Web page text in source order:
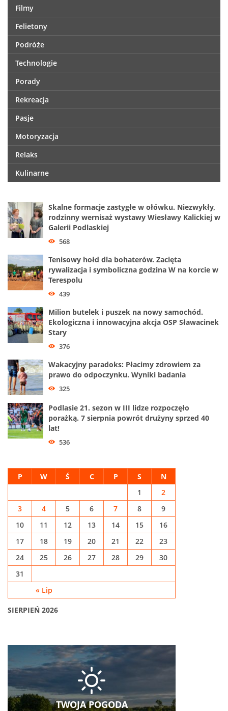
Filmy
Felietony
Podróże
Technologie
Porady
Rekreacja
Pasje
Motoryzacja
Relaks
Kulinarne
Skalne formacje zastygłe w ołówku. Niezwykły,
rodzinny wernisaż wystawy Wiesławy Kalickiej w
Galerii Podlaskiej
568
Tenisowy hołd dla bohaterów. Zacięta
rywalizacja i symboliczna godzina W na korcie w
Terespolu
439
Milion butelek i puszek na nowy samochód.
Ekologiczna i innowacyjna akcja OSP Sławacinek
Stary
376
Wakacyjny paradoks: Płacimy zdrowiem za
prawo do odpoczynku. Wyniki badania
325
Podlasie 21. sezon w III lidze rozpoczęło
porażką. 7 sierpnia powrót drużyny sprzed 40
lat!
536
SIERPIEŃ 2026
P W Ś C P S N
« Lip
1
2
3
4 5 6 7 8
9
10
11 12 13 14 15
16
17
18 19 20 21 22
23
24
25 26 27 28 29
30
31
TWOJA POGODA